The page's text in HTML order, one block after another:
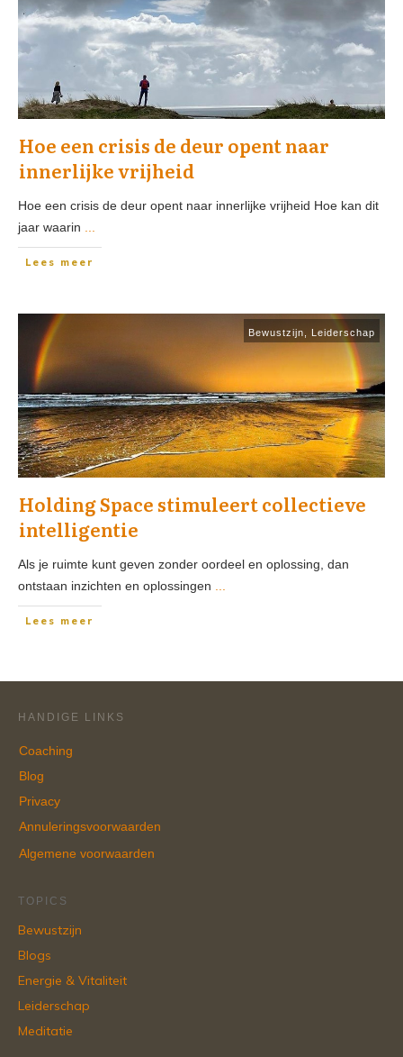
Hoe een crisis de deur opent naar
innerlijke vrijheid
Hoe een crisis de deur opent naar innerlijke vrijheid Hoe kan dit
jaar waarin
Lees meer
Bewustzijn Leiderschap
Holding Space stimuleert collectieve
intelligentie
Als je ruimte kunt geven zonder oordeel en oplossing, dan
ontstaan inzichten en oplossingen
Lees meer
HANDIGE LINKS
Coaching
Blog
Privacy
Annuleringsvoorwaarden
Algemene voorwaarden
TOPICS
Bewustzijn
Blogs
Energie & Vitaliteit
Leiderschap
Meditatie